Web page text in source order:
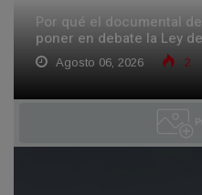
Por qué el documental
poner en debate la Ley
Agosto 06, 2026 2